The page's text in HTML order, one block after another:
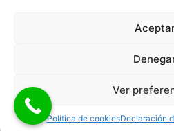
Ver
Política de cookiesDeclaración
Aviso Legal Política de Cookies